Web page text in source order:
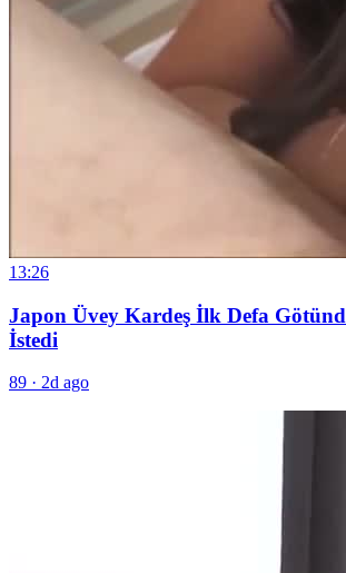
13:26
Japon Üvey Kardeş İlk Defa
İstedi
89 · 2d ago